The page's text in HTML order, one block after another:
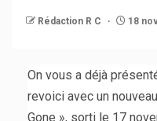
Rédaction R C 18
On vous a déjà
revoici avec un
Gone », sorti le 17